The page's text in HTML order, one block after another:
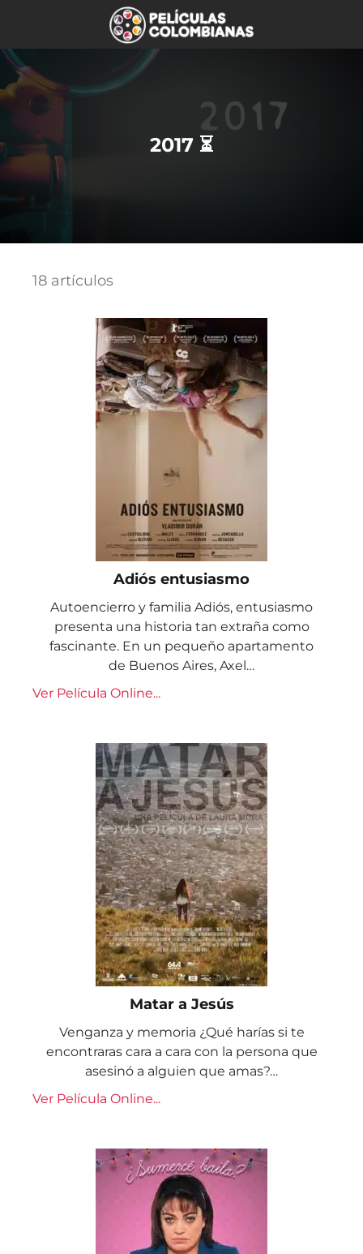
2017 ⏳
18 artículos
Adiós entusiasmo
Autoencierro y familia Adiós, entusiasmo
presenta una historia tan extraña como
fascinante. En un pequeño apartamento
de Buenos Aires, Axel…
Ver Película Online...
Matar a Jesús
Venganza y memoria ¿Qué harías si te
encontraras cara a cara con la persona que
asesinó a alguien que amas?…
Ver Película Online...